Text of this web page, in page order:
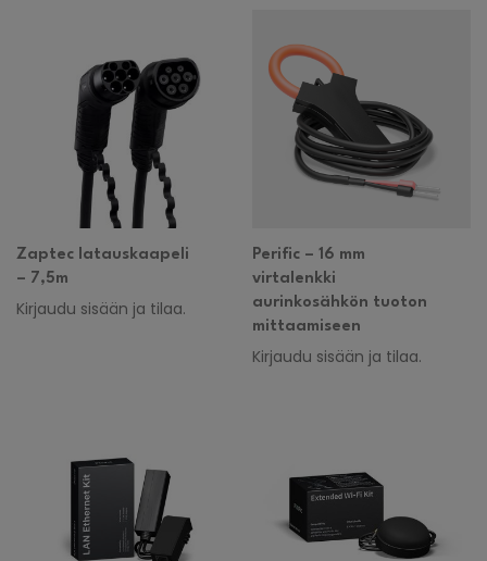
Zaptec latauskaapeli
– 7,5m
Kirjaudu sisään ja tilaa.
Perific – 16 mm
virtalenkki
aurinkosähkön tuoton
mittaamiseen
Kirjaudu sisään ja tilaa.